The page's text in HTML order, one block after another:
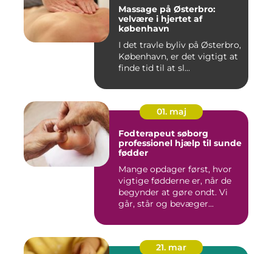
Massage på Østerbro:
velvære i hjertet af
københavn
I det travle byliv på Østerbro,
København, er det vigtigt at
finde tid til at sl...
01. maj
Fodterapeut søborg
professionel hjælp til sunde
fødder
Mange opdager først, hvor
vigtige fødderne er, når de
begynder at gøre ondt. Vi
går, står og bevæger...
21. mar